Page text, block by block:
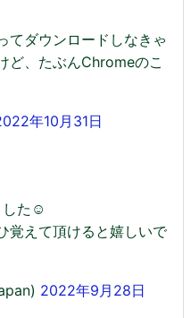
てダウンロードしなきゃ
ど、たぶんChromeのこ
年10月31日
した☺
覚えて頂けると嬉しいで
2022年9月28日